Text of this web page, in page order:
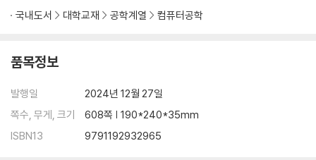
01 프로젝트 시작
2 프로젝트 리스크
3 타당성 분석
국내도서 대학교재 공학계열 컴퓨터공학
품목정보
발행일
2024년 12월 27일
쪽수, 무게, 크기
608쪽 | 190*240*35mm
ISBN13
9791192932965